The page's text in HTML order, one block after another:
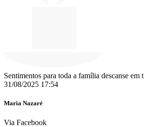
Sentimentos para toda a família descanse em t
31/08/2025 17:54
Maria Nazaré
Via Facebook